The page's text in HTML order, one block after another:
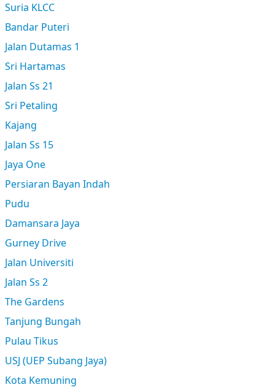
Suria KLCC
Bandar Puteri
Jalan Dutamas 1
Sri Hartamas
Jalan Ss 21
Sri Petaling
Kajang
Jalan Ss 15
Jaya One
Persiaran Bayan Indah
Pudu
Damansara Jaya
Gurney Drive
Jalan Universiti
Jalan Ss 2
The Gardens
Tanjung Bungah
Pulau Tikus
USJ (UEP Subang Jaya)
Kota Kemuning